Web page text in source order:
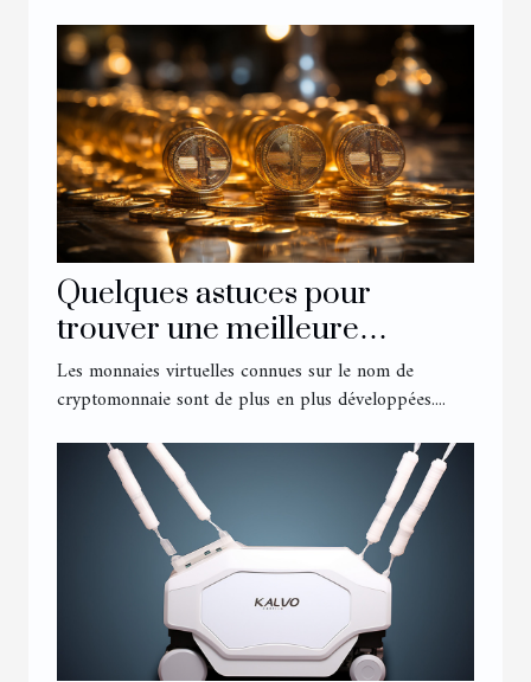
Quelques astuces pour
trouver une meilleure
cryptomonnaie en 2022
Les monnaies virtuelles connues sur le nom de
cryptomonnaie sont de plus en plus développées....